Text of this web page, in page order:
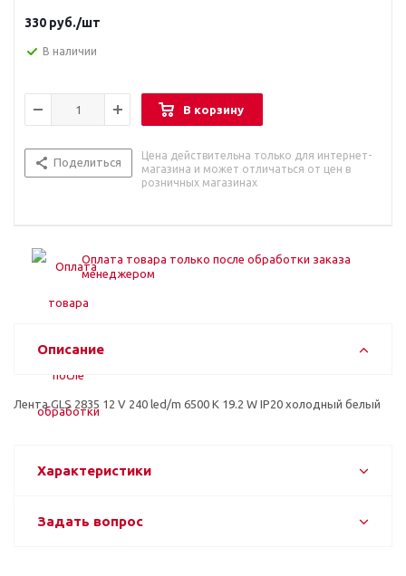
330 руб./шт
В наличии
В корзину
Поделиться
Цена действительна только для интернет-
магазина и может отличаться от цен в
розничных магазинах
Оплата товара только после обработки заказа
менеджером
Описание
Лента GLS 2835 12 V 240 led/m 6500 К 19.2 W IP20 холодный белый
Характеристики
Задать вопрос